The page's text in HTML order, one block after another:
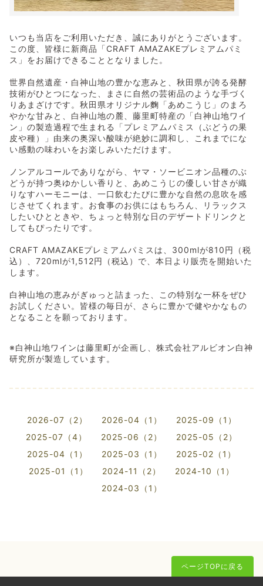
いつも当店をご利用いただき、誠にありがとうございます。
この度、皆様に新商品「CRAFT AMAZAKEプレミアムパミ
ス」をお届けできることとなりました。
世界自然遺産・白神山地の豊かな恵みと、秋田県が誇る発酵
技術がひとつになった、まさに自然の芸術品のような手づく
りあまざけです。秋田県オリジナル麴「あめこうじ」のまろ
やかな甘みと、白神山地の麓、藤里町特産の「白神山地ワイ
ン」の製造過程で生まれる「プレミアムパミス（ぶどうの果
皮や種）」由来の奥深い酸味が絶妙に調和し、これまでにな
い感動の味わいをお楽しみいただけます。
ノンアルコールでありながら、ヤマ・ソービニオン品種のぶ
どうが持つ奥ゆかしい香りと、あめこうじの優しい甘さが織
りなすハーモニーは、一口飲むたびに豊かな自然の息吹を感
じさせてくれます。お食事のお供にはもちろん、リラックス
したいひとときや、ちょっと特別な日のデザートドリンクと
してもぴったりです。
CRAFT AMAZAKEプレミアムパミスは、300mlが810円（税
込）、720mlが1,512円（税込）で、本日より販売を開始いた
します。
白神山地の恵みがぎゅっと詰まった、この特別な一杯をぜひ
お試しください。皆様の毎日が、さらに豊かで健やかなもの
となることを願っております。
※白神山地ワインは藤里町が企画し、株式会社アルビオン白神
研究所が製造しています。
2026-07（2） 2026-04（1）
2025-09（1）
2025-07（4）
2025-06（2）
2025-05（2）
2025-04（1）
2025-03（1）
2025-02（1）
2025-01（1）
2024-11（2）
2024-10（1）
2024-03（1）
ページTOPに戻る